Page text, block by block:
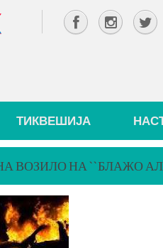
ТИКВЕШИЈА
ВОЗИЛО НА ``БЛАЖО